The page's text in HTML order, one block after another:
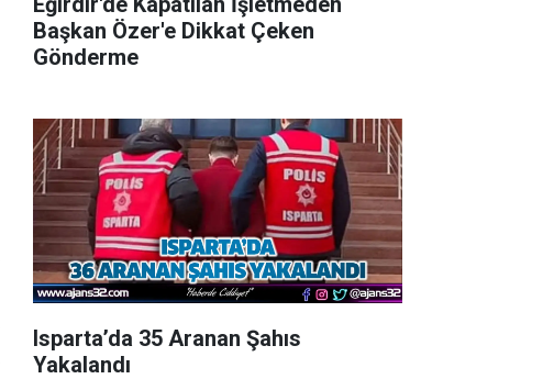
Başkan Özer'e Dikkat Çeken
Gönderme
Isparta’da 35 Aranan Şahıs
Yakalandı